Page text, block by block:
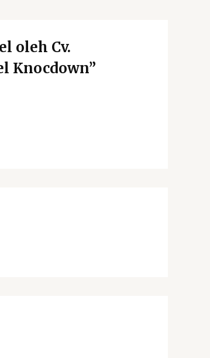
oleh Cv.
Knocdown”